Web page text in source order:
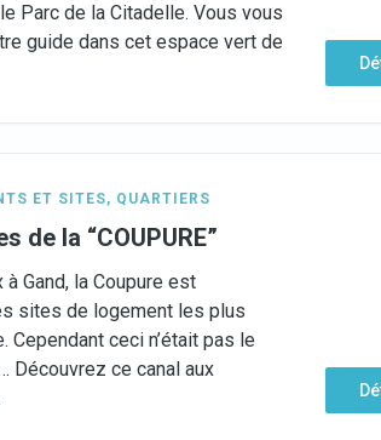
le Parc de la Citadelle. Vous vous
guide dans cet espace vert de
ET SITES, QUARTIERS
de la “COUPURE”
Gand, la Coupure est
sites de logement les plus
ceci n’était pas le
Découvrez ce canal aux